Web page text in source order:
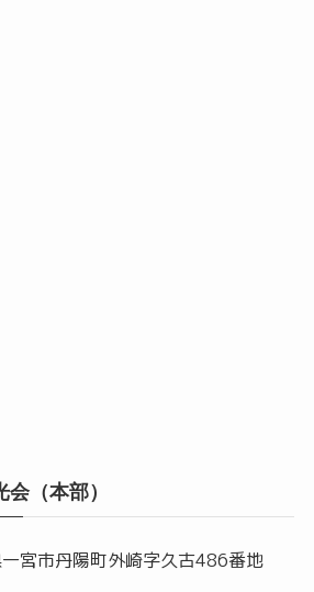
（本部）
宮市丹陽町外崎字久古486番地